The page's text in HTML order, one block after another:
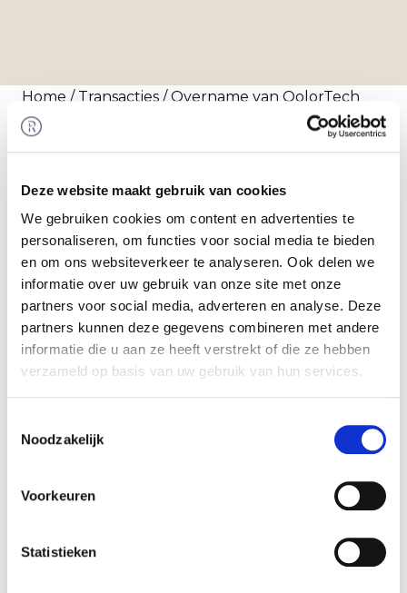
Deze website maakt gebruik van cookies
We gebruiken cookies om content en advertenties te
personaliseren, om functies voor social media te bieden
en om ons websiteverkeer te analyseren. Ook delen we
informatie over uw gebruik van onze site met onze
partners voor social media, adverteren en analyse. Deze
partners kunnen deze gegevens combineren met andere
informatie die u aan ze heeft verstrekt of die ze hebben
verzameld op basis van uw gebruik van hun services.
Noodzakelijk
Voorkeuren
Statistieken
Home / Transacties / Overname van QolorTech
door Budenheim
de aandelen van QolorTech B.V. overgenomen.
Rembrandt Fusies & Overnames heeft de
verkoper begeleid bij het realiseren van deze
transactie.
QolorTech B.V.
QolorTech is een Nederlandse masterbatch
producent. Masterbatches zijn plastic additieven
die worden gebruikt om plastic een kleur of
stabilisatie.
Zie voor meer informatie: www.qolortech.nl.
Chemische Fabrik Budenheim KG (onderdeel